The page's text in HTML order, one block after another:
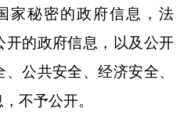
家秘密的政府信息，法
开的政府信息，以及公开
公共安全、经济安全、
不予公开。